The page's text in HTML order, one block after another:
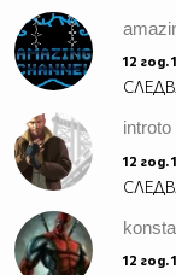
12 год.
introto
12 год.
12 год.